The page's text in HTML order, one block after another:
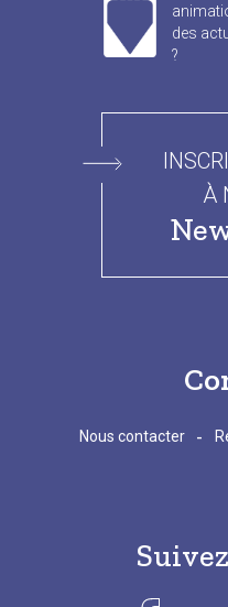
des
?
À
Nous contacter -